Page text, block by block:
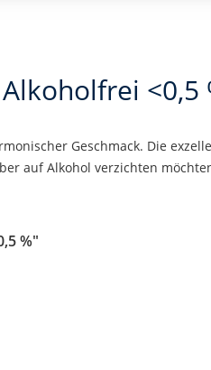
<0,5
Geschmack. Die
auf Alkohol verzichten
%"